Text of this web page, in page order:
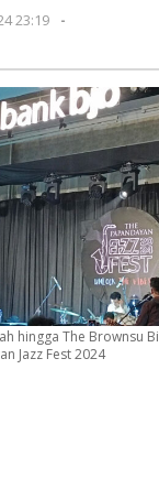
Bikin
Puas
di
Event
Papandayan
Jazz
Fest
2024
23:19
oleh
-
hingga The Brownsu
Jazz Fest 2024